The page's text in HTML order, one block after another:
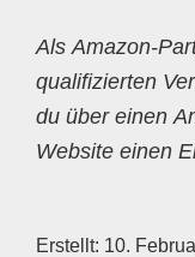
Als Amazon-
qualifizierten
du über einen
Website einen
Erstellt: 10.